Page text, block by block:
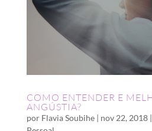
COMO ENTENDER E
ANGÚSTIA?
por Flavia Soubihe| nov 22, 2018|